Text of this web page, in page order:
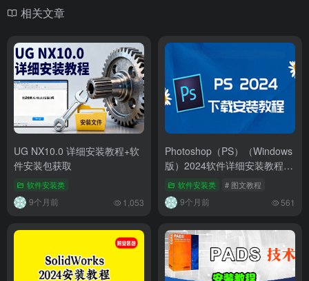
相关文章
UG NX10.0 详细安装教程+软
件安装包获取
软件安装类
9个月前 1,053
Photoshop（PS）（Windows
版）2024软件详细安装教程
+完整安装包
软件安装类 # 图文教程
9个月前 561